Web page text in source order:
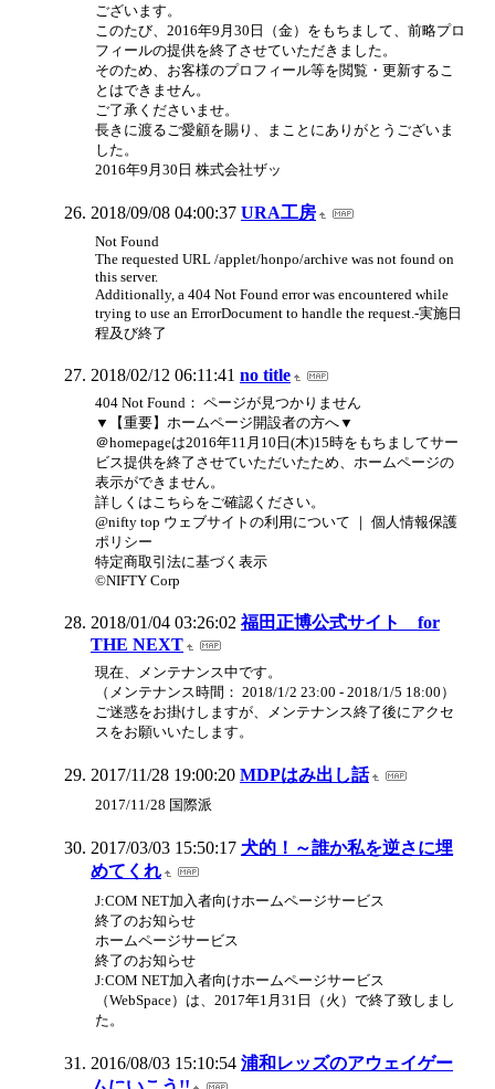
ございます。
このたび、2016年9月30日（金）をもちまして、前略プロ
フィールの提供を終了させていただきました。
そのため、お客様のプロフィール等を閲覧・更新するこ
とはできません。
ご了承くださいませ。
長きに渡るご愛顧を賜り、まことにありがとうございま
した。
2016年9月30日 株式会社ザッ
2018/09/08 04:00:37 URA工房
Not Found
The requested URL /applet/honpo/archive was not found on
this server.
Additionally, a 404 Not Found error was encountered while
trying to use an ErrorDocument to handle the request.-実施日
程及び終了
2018/02/12 06:11:41 no title
404 Not Found： ページが見つかりません
▼【重要】ホームページ開設者の方へ▼
＠homepageは2016年11月10日(木)15時をもちましてサー
ビス提供を終了させていただいたため、ホームページの
表示ができません。
詳しくはこちらをご確認ください。
@nifty top ウェブサイトの利用について ｜ 個人情報保護
ポリシー
特定商取引法に基づく表示
©NIFTY Corp
2018/01/04 03:26:02 福田正博公式サイト for
THE NEXT
現在、メンテナンス中です。
（メンテナンス時間： 2018/1/2 23:00 - 2018/1/5 18:00）
ご迷惑をお掛けしますが、メンテナンス終了後にアクセ
スをお願いいたします。
2017/11/28 19:00:20 MDPはみ出し話
2017/11/28 国際派
2017/03/03 15:50:17 犬的！～誰か私を逆さに埋
めてくれ
J:COM NET加入者向けホームページサービス
終了のお知らせ
ホームページサービス
終了のお知らせ
J:COM NET加入者向けホームページサービス
（WebSpace）は、2017年1月31日（火）で終了致しまし
た。
2016/08/03 15:10:54 浦和レッズのアウェイゲー